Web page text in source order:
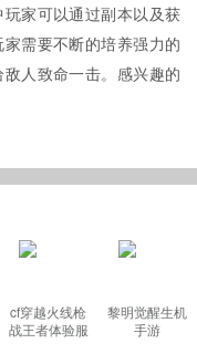
家可以通过副本以及获
需要不断的培养强力的
人致命一击。感兴趣的
获取中国上古神话、近
封神榜》中—些耳熟能
色。玩家通过收集、成长
cf穿越火线枪
战王者体验服
黎明觉醒生机
手游